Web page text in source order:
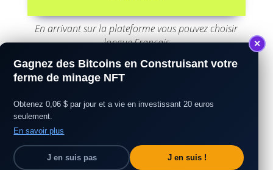
En arrivant sur la plateforme vous pouvez choisir
langue Français
✕
Gagnez des Bitcoins en Construisant votre
ferme de minage NFT
Obtenez 0,06 $ par jour et a vie en investissant 20 euros
seulement.
En savoir plus
J en suis pas J en suis !